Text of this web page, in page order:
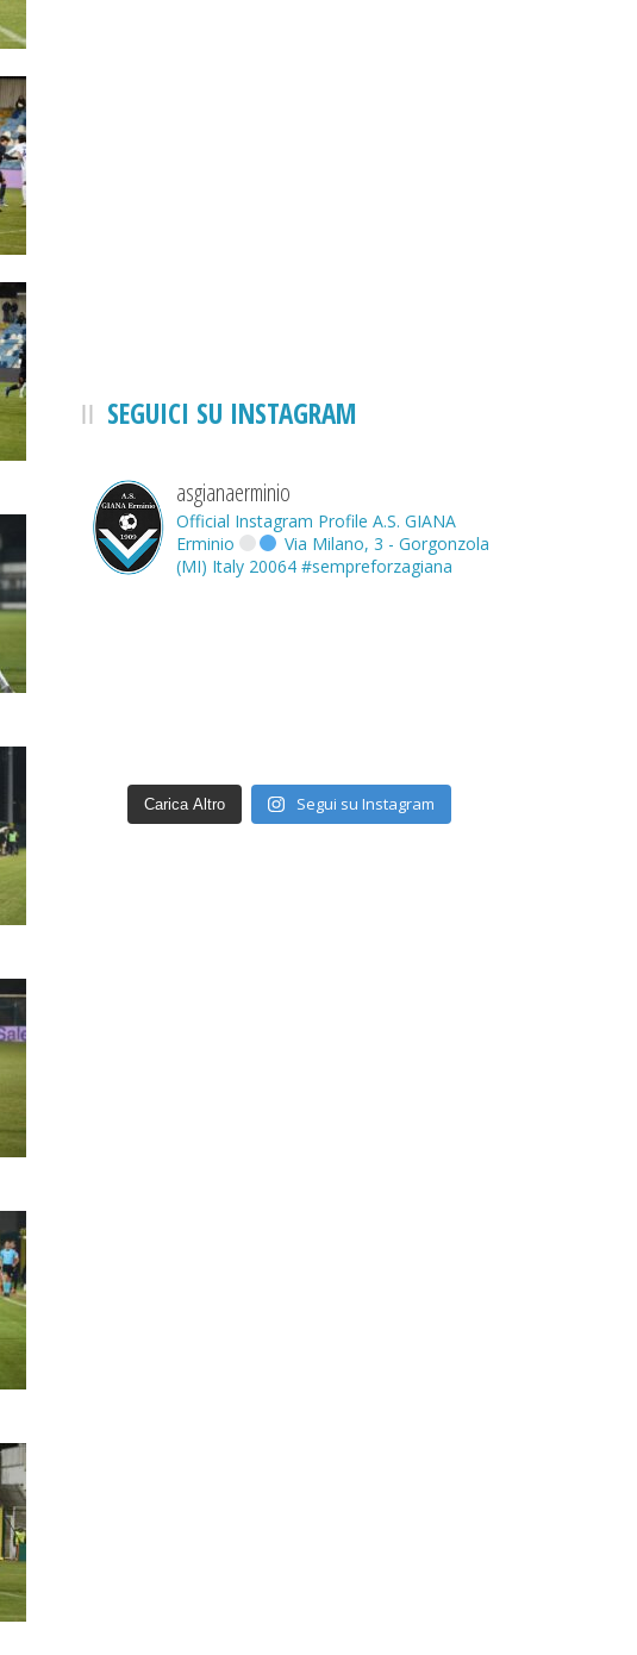
SEGUICI SU INSTAGRAM
asgianaerminio
Official Instagram Profile A.S. GIANA
Erminio
Via Milano, 3 - Gorgonzola
(MI) Italy 20064 #sempreforzagiana
Carica Altro Segui su Instagram